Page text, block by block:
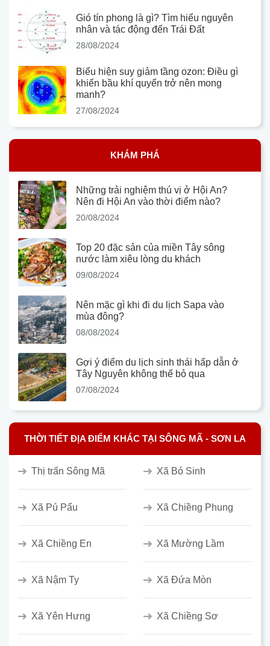
Gió tín phong là gì? Tìm hiểu nguyên
nhân và tác động đến Trái Đất
28/08/2024
Biểu hiện suy giảm tầng ozon: Điều gì
khiến bầu khí quyển trở nên mong
manh?
27/08/2024
KHÁM PHÁ
Những trải nghiệm thú vị ở Hội An?
Nên đi Hội An vào thời điểm nào?
20/08/2024
Top 20 đặc sản của miền Tây sông
nước làm xiêu lòng du khách
09/08/2024
Nên mặc gì khi đi du lịch Sapa vào
mùa đông?
08/08/2024
Gợi ý điểm du lịch sinh thái hấp dẫn ở
Tây Nguyên không thể bỏ qua
07/08/2024
THỜI TIẾT ĐỊA ĐIỂM KHÁC TẠI SÔNG MÃ - SƠN LA
Thị trấn Sông Mã Xã Bó Sinh
Xã Pú Pẩu Xã Chiềng Phung
Xã Chiềng En Xã Mường Lầm
Xã Nậm Ty Xã Đứa Mòn
Xã Yên Hưng Xã Chiềng Sơ